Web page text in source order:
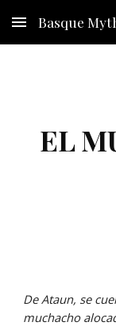
Skip to main
Basque
EL
De Ataun, se
muchacho